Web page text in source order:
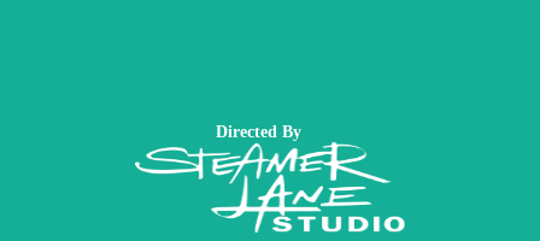
Directed By